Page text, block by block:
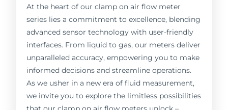
At the heart of our clamp on air flow meter
series lies a commitment to excellence, blending
advanced sensor technology with user-friendly
interfaces. From liquid to gas, our meters deliver
unparalleled accuracy, empowering you to make
informed decisions and streamline operations.
As we usher in a new era of fluid measurement,
we invite you to explore the limitless possibilities